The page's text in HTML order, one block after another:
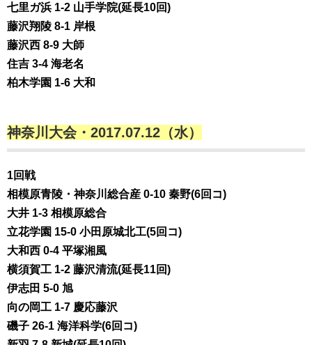
七里ガ浜 1-2 山手学院(延長10回)
藤沢翔陵 8-1 岸根
藤沢西 8-9 大師
住吉 3-4 海老名
柏木学園 1-6 大和
神奈川大会・2017.07.12（水）
1回戦
相模原青陵・神奈川総合産 0-10 秦野(6回コ)
大井 1-3 相模原総合
立花学園 15-0 小田原城北工(5回コ)
大和西 0-4 平塚湘風
横須賀工 1-2 藤沢清流(延長11回)
伊志田 5-0 旭
向の岡工 1-7 慶応藤沢
磯子 26-1 海洋科学(6回コ)